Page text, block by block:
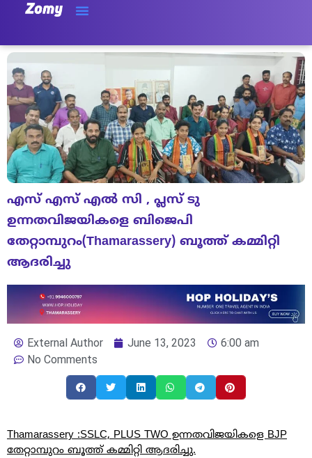
എസ് എസ് എൽ സി , പ്ലസ് ടു
ഉന്നതവിജയികളെ ബിജെപി
തേറ്റാമ്പുറം(Thamarassery) ബൂത്ത് കമ്മിറ്റി
ആദരിച്ചു
External Author June 13, 2023
6:00 am
No Comments
Thamarassery :SSLC, PLUS TWO ഉന്നതവിജയികളെ BJP
തേറ്റാമ്പുറം ബൂത്ത് കമ്മിറ്റി ആദരിച്ചു.